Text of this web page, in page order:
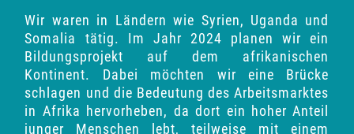
Wir waren in Ländern wie Syrien, Uganda und
Somalia tätig. Im Jahr 2024 planen wir ein
Bildungsprojekt auf dem afrikanischen
Kontinent. Dabei möchten wir eine Brücke
schlagen und die Bedeutung des Arbeitsmarktes
in Afrika hervorheben, da dort ein hoher Anteil
junger Menschen lebt, teilweise mit einem